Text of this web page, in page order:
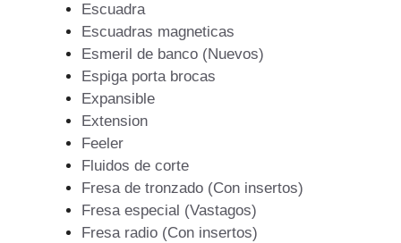
Escuadra
Escuadras magneticas
Esmeril de banco (Nuevos)
Espiga porta brocas
Expansible
Extension
Feeler
Fluidos de corte
Fresa de tronzado (Con insertos)
Fresa especial (Vastagos)
Fresa radio (Con insertos)